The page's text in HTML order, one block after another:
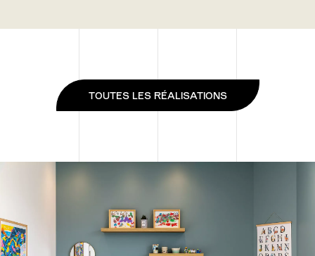
TOUTES LES RÉALISATIONS